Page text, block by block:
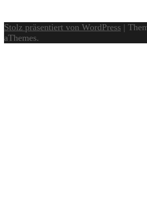
Stolz präsentiert von WordPress |
aThemes.